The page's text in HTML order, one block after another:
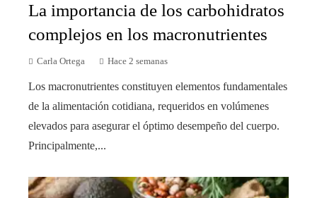
La importancia de los carbohidratos
complejos en los macronutrientes
Carla Ortega Hace 2 semanas
Los macronutrientes constituyen elementos fundamentales
de la alimentación cotidiana, requeridos en volúmenes
elevados para asegurar el óptimo desempeño del cuerpo.
Principalmente,...